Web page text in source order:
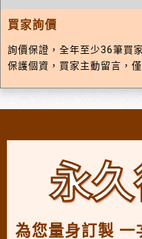
買家詢價
詢價保證，全年至少36筆買
保護個資，買家主動留言，
永
為您量身訂製 一